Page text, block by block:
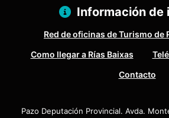
Información de
Red de oficinas de Turismo de
Como llegar a Rías Baixas
Contacto
Pazo Deputación Provincial. Avda.